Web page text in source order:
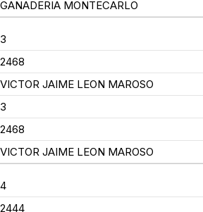
GANADERIA MONTECARLO
3
2468
VICTOR JAIME LEON MAROSO
3
2468
VICTOR JAIME LEON MAROSO
4
2444